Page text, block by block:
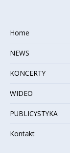
Home
NEWS
KONCERTY
WIDEO
PUBLICYSTYKA
Kontakt